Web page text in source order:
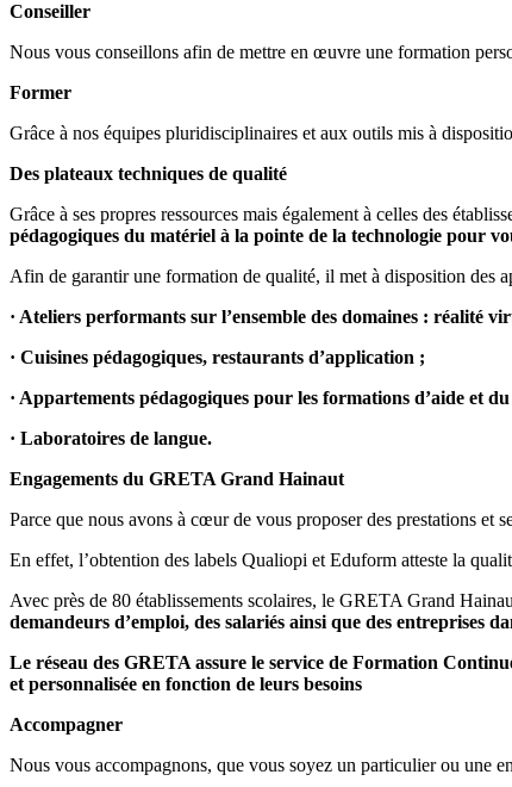
Conseiller
Nous vous conseillons afin de mettre en œuvre une formation
Former
Grâce à nos équipes pluridisciplinaires et aux outils mis à
Des plateaux techniques de qualité
Grâce à ses propres ressources mais également à celles des
pédagogiques du matériel à la pointe de la technologie pour
Afin de garantir une formation de qualité, il met à disposition des
· Ateliers performants sur l’ensemble des domaines : réalité
· Cuisines pédagogiques, restaurants d’application ;
· Appartements pédagogiques pour les formations d’aide et
· Laboratoires de langue.
Engagements du GRETA Grand Hainaut
Parce que nous avons à cœur de vous proposer des prestations et
En effet, l’obtention des labels Qualiopi et Eduform atteste la
Avec près de 80 établissements scolaires, le GRETA Grand
demandeurs d’emploi, des salariés ainsi que des entreprises
Le réseau des GRETA assure le service de Formation
et personnalisée en fonction de leurs besoins
Accompagner
Nous vous accompagnons, que vous soyez un particulier ou une